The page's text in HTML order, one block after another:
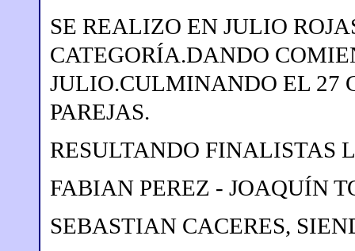
SE REALIZO EN JULIO
CATEGORÍA.DANDO
JULIO.CULMINANDO EL 27
PAREJAS.
RESULTANDO FINALISTAS
FABIAN PEREZ - JOAQUÍN
SEBASTIAN CACERES,